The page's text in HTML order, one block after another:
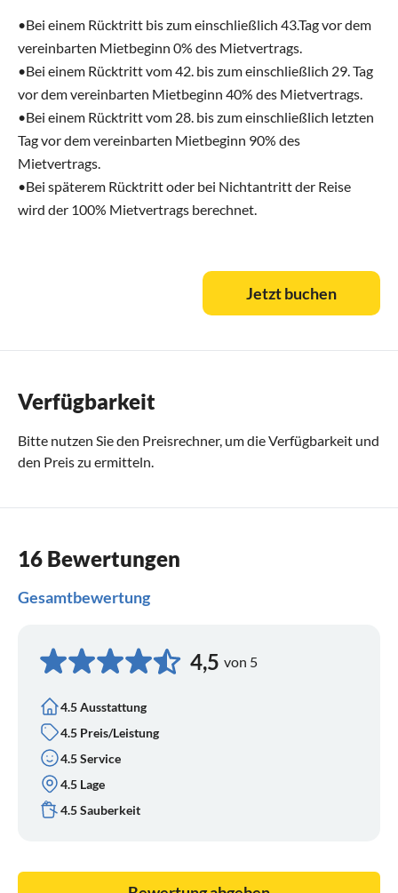
•Bei einem Rücktritt bis zum einschließlich 43.Tag vor dem
vereinbarten Mietbeginn 0% des Mietvertrags.
•Bei einem Rücktritt vom 42. bis zum einschließlich 29. Tag
vor dem vereinbarten Mietbeginn 40% des Mietvertrags.
•Bei einem Rücktritt vom 28. bis zum einschließlich letzten
Tag vor dem vereinbarten Mietbeginn 90% des
Mietvertrags.
•Bei späterem Rücktritt oder bei Nichtantritt der Reise
wird der 100% Mietvertrags berechnet.
Jetzt buchen
Verfügbarkeit
Bitte nutzen Sie den Preisrechner, um die Verfügbarkeit und
den Preis zu ermitteln.
16 Bewertungen
Gesamtbewertung
4,5 von 5
4.5 Ausstattung
4.5 Preis/Leistung
4.5 Service
4.5 Lage
4.5 Sauberkeit